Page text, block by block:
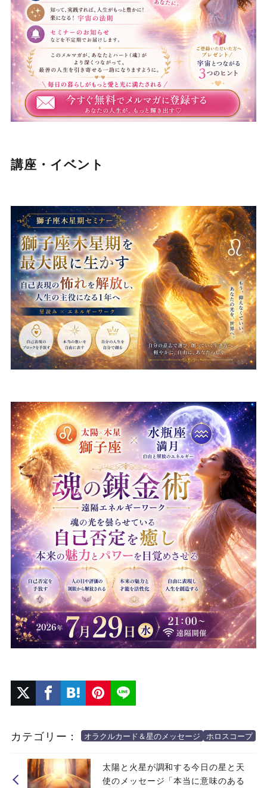
講座・イベント
カテゴリー： オラクルカード＆星のメッセージ ホロスコープ
太陽と火星が調和する今日の星と天
使のメッセージ「本当に意味のある